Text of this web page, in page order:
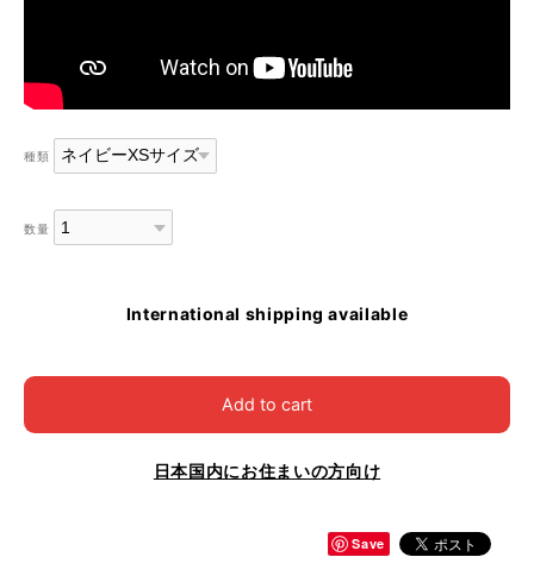
種類
数量
International shipping available
Add to cart
日本国内にお住まいの方向け
Save